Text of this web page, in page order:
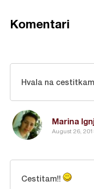
Komentari
Marina
August 26,
Hvala na
Cestitam!!